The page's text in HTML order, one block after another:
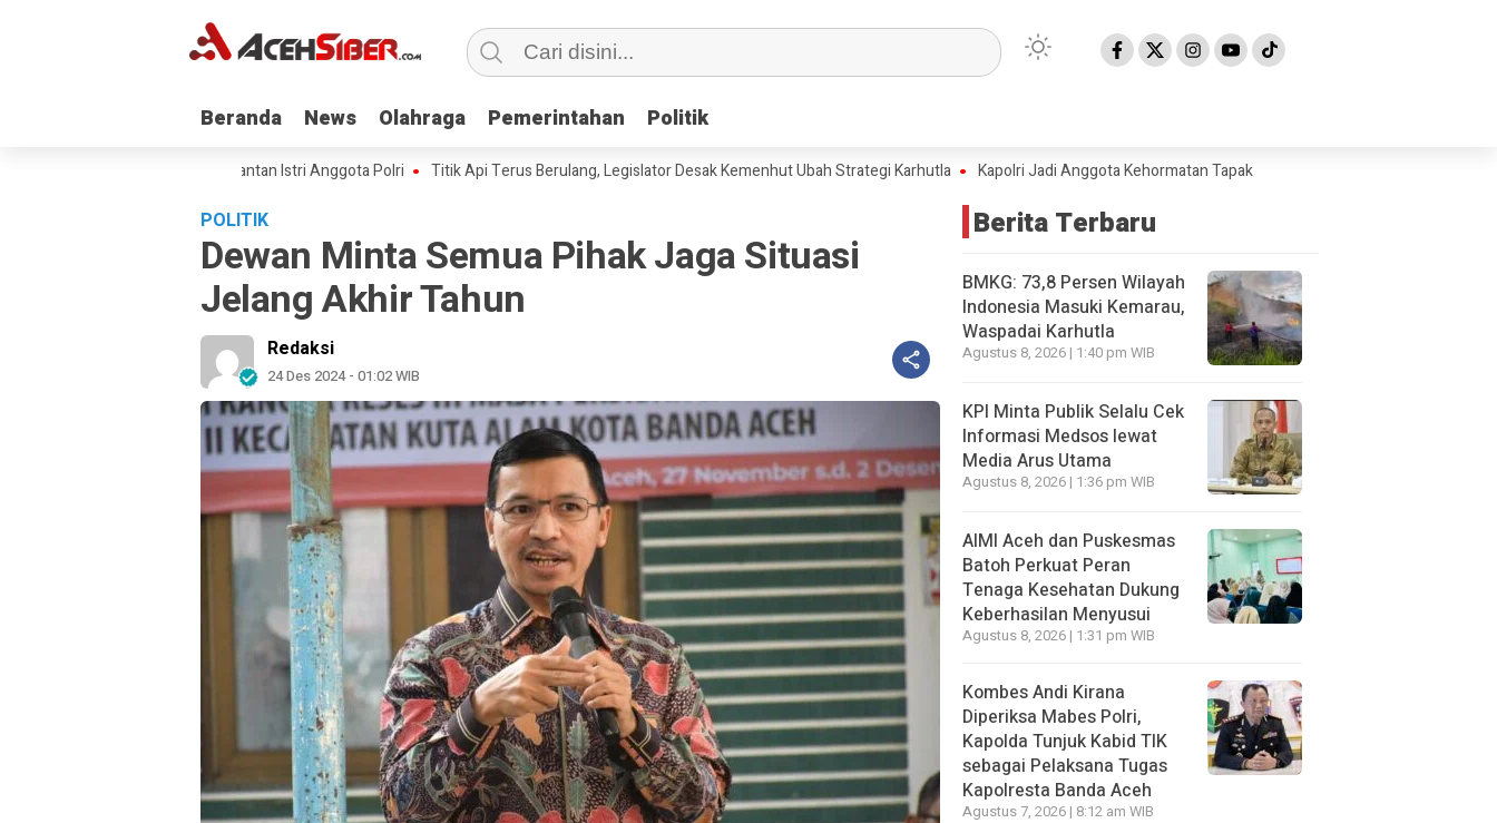
Beranda News Olahraga Pemerintahan Politik
Beranda News Olahraga Pemerintahan Politik
Kawal Kasus Kematian Mantan Istri Anggota Polri Titik Api Terus Berulang, Legislator Desak Kemenhut Ubah Strategi Karhutla Kapolri Jadi Anggota Kehormatan Tapak Suci
POLITIK
Dewan Minta Semua Pihak Jaga Situasi
Jelang Akhir Tahun
Redaksi
24 Des 2024 - 01:02 WIB
Berita Terbaru
BMKG: 73,8 Persen Wilayah
Indonesia Masuki Kemarau,
Waspadai Karhutla
Agustus 8, 2026 | 1:40 pm WIB
KPI Minta Publik Selalu Cek
Informasi Medsos lewat
Media Arus Utama
Agustus 8, 2026 | 1:36 pm WIB
AIMI Aceh dan Puskesmas
Batoh Perkuat Peran
Tenaga Kesehatan Dukung
Keberhasilan Menyusui
Agustus 8, 2026 | 1:31 pm WIB
Kombes Andi Kirana
Diperiksa Mabes Polri,
Kapolda Tunjuk Kabid TIK
sebagai Pelaksana Tugas
Kapolresta Banda Aceh
Agustus 7, 2026 | 8:12 am WIB